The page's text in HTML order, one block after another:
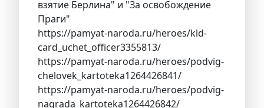
взятие Берлина" и "За освобождение
Праги"
https://pamyat-naroda.ru/heroes/kld-
card_uchet_officer3355813/
https://pamyat-naroda.ru/heroes/podvig-
chelovek_kartoteka1264426841/
https://pamyat-naroda.ru/heroes/podvig-
nagrada_kartoteka1264426842/